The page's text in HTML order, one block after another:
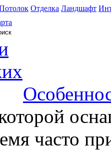
Отделка Ландшафт
часто